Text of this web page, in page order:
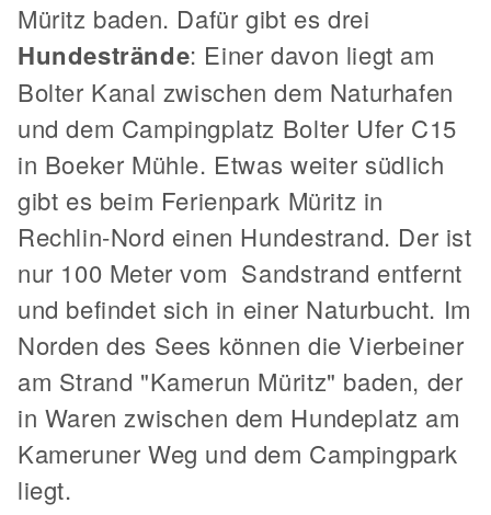
Müritz baden. Dafür gibt es drei
Hundestrände: Einer davon liegt am
Bolter Kanal zwischen dem Naturhafen
und dem Campingplatz Bolter Ufer C15
in Boeker Mühle. Etwas weiter südlich
gibt es beim Ferienpark Müritz in
Rechlin-Nord einen Hundestrand. Der ist
nur 100 Meter vom Sandstrand entfernt
und befindet sich in einer Naturbucht. Im
Norden des Sees können die Vierbeiner
am Strand "Kamerun Müritz" baden, der
in Waren zwischen dem Hundeplatz am
Kameruner Weg und dem Campingpark
liegt.